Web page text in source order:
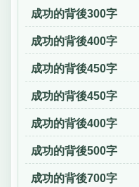
成功的背後300字
成功的背後400字
成功的背後450字
成功的背後450字
成功的背後400字
成功的背後500字
成功的背後700字